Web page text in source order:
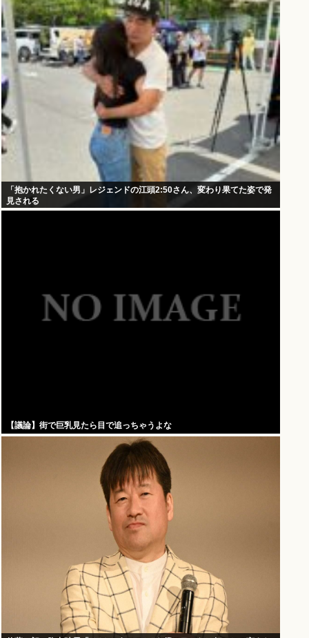
「抱かれたくない男」レジェンドの江頭2:50さん、変わり果てた姿で発
見される
【議論】街で巨乳見たら目で追っちゃうよな